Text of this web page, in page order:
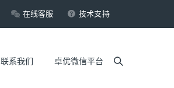
在线客服 技术支持
联系我们 卓优微信平台